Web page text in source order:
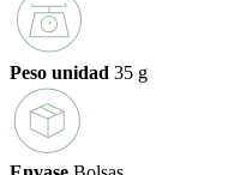
Peso unidad 35 g